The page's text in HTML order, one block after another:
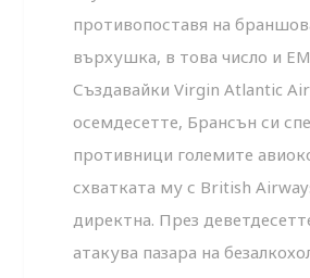
противопоставя на
върхушка, в това число и
Създавайки Virgin Atlantic
осемдесетте, Брансън си
противници големите
схватката му с British
директна. През
атакува пазара на